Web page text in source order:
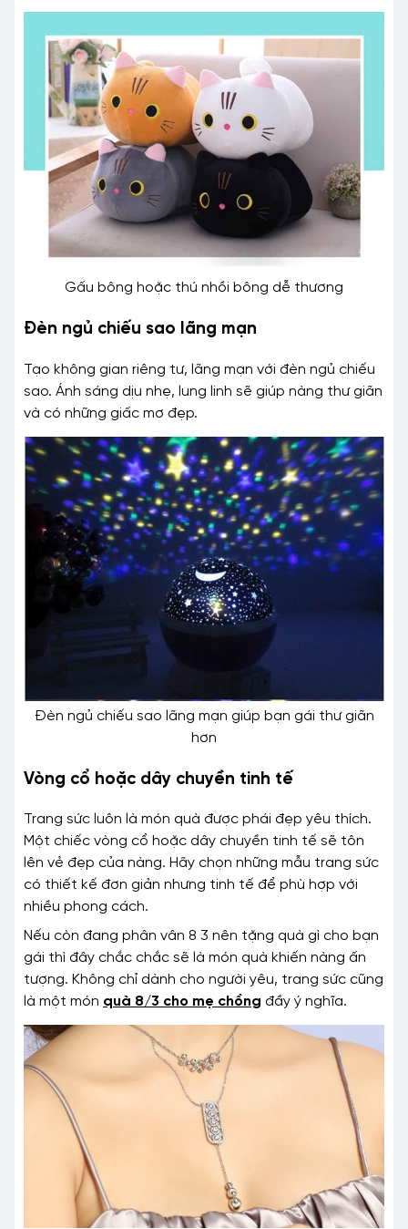
Gấu bông hoặc thú nhồi bông dễ thương
Đèn ngủ chiếu sao lãng mạn
Tạo không gian riêng tư, lãng mạn với đèn ngủ chiếu
sao. Ánh sáng dịu nhẹ, lung linh sẽ giúp nàng thư giãn
và có những giấc mơ đẹp.
Đèn ngủ chiếu sao lãng mạn giúp bạn gái thư giãn
hơn
Vòng cổ hoặc dây chuyền tinh tế
Trang sức luôn là món quà được phái đẹp yêu thích.
Một chiếc vòng cổ hoặc dây chuyền tinh tế sẽ tôn
lên vẻ đẹp của nàng. Hãy chọn những mẫu trang sức
có thiết kế đơn giản nhưng tinh tế để phù hợp với
nhiều phong cách.
Nếu còn đang phân vân 8 3 nên tặng quà gì cho bạn
gái thì đây chắc chắc sẽ là món quà khiến nàng ấn
tượng. Không chỉ dành cho người yêu, trang sức cũng
là một món quà 8/3 cho mẹ chồng đầy ý nghĩa.